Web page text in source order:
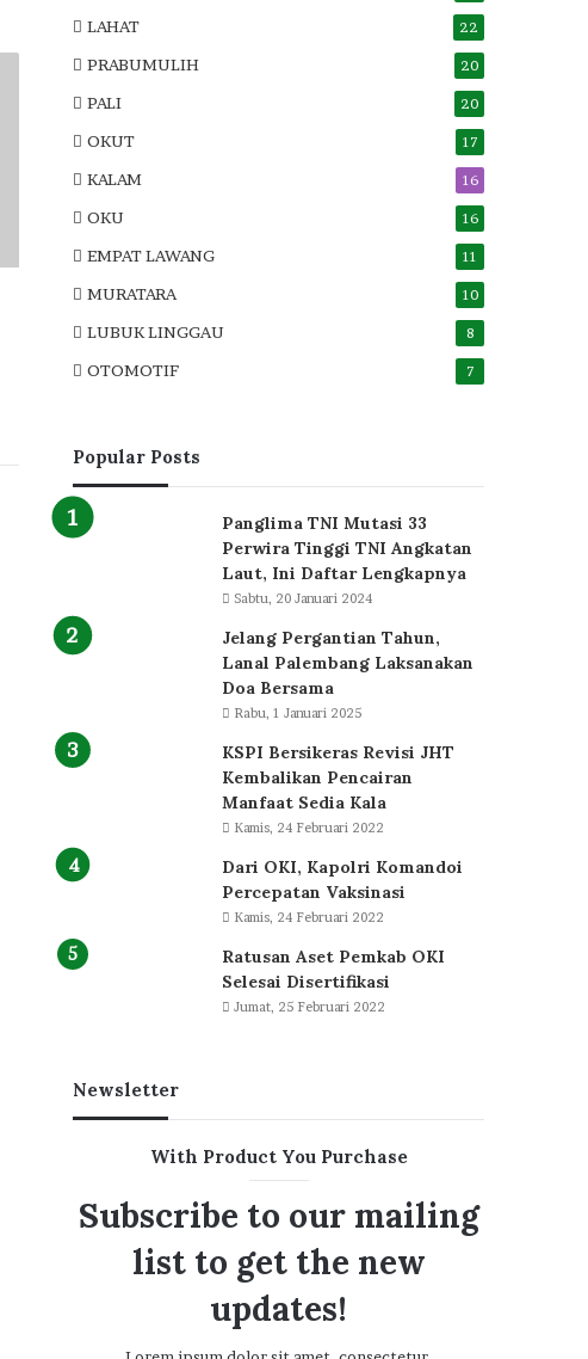
LAHAT 22
PRABUMULIH 20
PALI 20
OKUT 17
KALAM 16
OKU 16
EMPAT LAWANG 11
MURATARA 10
LUBUK LINGGAU 8
OTOMOTIF 7
Popular Posts
Panglima TNI Mutasi 33
Perwira Tinggi TNI Angkatan
Laut, Ini Daftar Lengkapnya
Sabtu, 20 Januari 2024
Jelang Pergantian Tahun,
Lanal Palembang Laksanakan
Doa Bersama
Rabu, 1 Januari 2025
KSPI Bersikeras Revisi JHT
Kembalikan Pencairan
Manfaat Sedia Kala
Kamis, 24 Februari 2022
Dari OKI, Kapolri Komandoi
Percepatan Vaksinasi
Kamis, 24 Februari 2022
Ratusan Aset Pemkab OKI
Selesai Disertifikasi
Jumat, 25 Februari 2022
Newsletter
With Product You Purchase
Subscribe to our mailing
list to get the new
updates!